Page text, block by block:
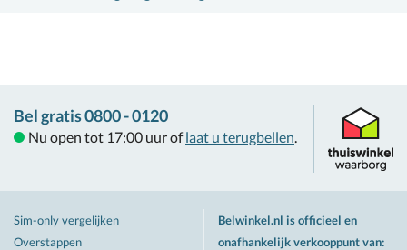
Bel gratis 0800 - 0120
Nu open tot 17:00 uur of laat u terugbellen.
Sim-only vergelijken
Overstappen
Belwinkel.nl is officieel en
onafhankelijk verkooppunt van: